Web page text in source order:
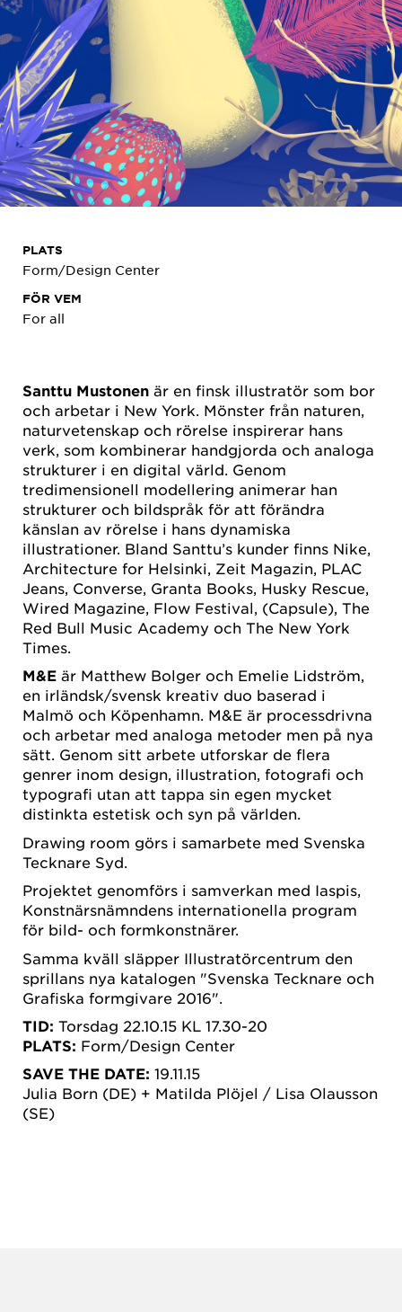
Santtu Mustonen är en finsk illustratör som bor
och arbetar i New York. Mönster från naturen,
naturvetenskap och rörelse inspirerar hans
verk, som kombinerar handgjorda och analoga
strukturer i en digital värld. Genom
tredimensionell modellering animerar han
strukturer och bildspråk för att förändra
känslan av rörelse i hans dynamiska
illustrationer. Bland Santtu’s kunder finns Nike,
Architecture for Helsinki, Zeit Magazin, PLAC
Jeans, Converse, Granta Books, Husky Rescue,
Wired Magazine, Flow Festival, (Capsule), The
Red Bull Music Academy och The New York
Times.
M&E är Matthew Bolger och Emelie Lidström,
en irländsk/svensk kreativ duo baserad i
Malmö och Köpenhamn. M&E är processdrivna
och arbetar med analoga metoder men på nya
sätt. Genom sitt arbete utforskar de flera
genrer inom design, illustration, fotografi och
typografi utan att tappa sin egen mycket
distinkta estetisk och syn på världen.
Drawing room görs i samarbete med Svenska
Tecknare Syd.
Projektet genomförs i samverkan med Iaspis,
Konstnärsnämndens internationella program
för bild- och formkonstnärer.
Samma kväll släpper Illustratörcentrum den
sprillans nya katalogen "Svenska Tecknare och
Grafiska formgivare 2016".
TID: Torsdag 22.10.15 KL 17.30-20
PLATS: Form/Design Center
SAVE THE DATE: 19.11.15
Julia Born (DE) + Matilda Plöjel / Lisa Olausson
(SE)
PLATS
Form/Design Center
FÖR VEM
For all